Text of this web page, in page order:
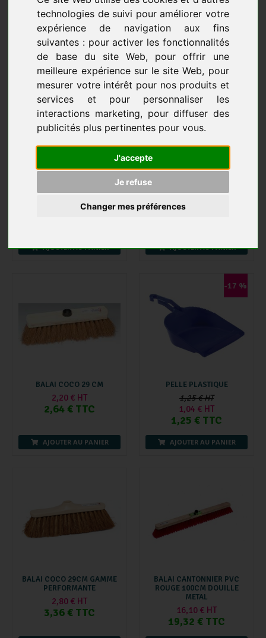
technologies de suivi pour améliorer votre
expérience de navigation aux fins
suivantes : pour activer les fonctionnalités
de base du site Web, pour offrir une
meilleure expérience sur le site Web, pour
mesurer votre intérêt pour nos produits et
services et pour personnaliser les
interactions marketing, pour diffuser des
publicités plus pertinentes pour vous.
J'accepte
Je refuse
Changer mes préférences
11,34 € TTC
AJOUTER AU PANIER
1,98 € HT
2,38 € TTC
AJOUTER AU PANIER
INTERIEUR/EXTERIEUR
DOUILLE VIS
AJOUTER AU PANIER
BALAI COCO ZEBRE 29CM
GAMME PERFORMANTE
2,99 € HT
AJOUTER AU PANIER
BALAI COCO 29 CM
2,20 € HT
2,64 € TTC
AJOUTER AU PANIER
-17 %
PELLE PLASTIQUE
1,25 € HT
1,04 € HT
1,25 € TTC
AJOUTER AU PANIER
BALAI COCO 29CM GAMME
PERFORMANTE
2,80 € HT
3,36 € TTC
BALAI CANTONNIER PVC
ROUGE 100CM DOUILLE
METAL
16,10 € HT
19,32 € TTC